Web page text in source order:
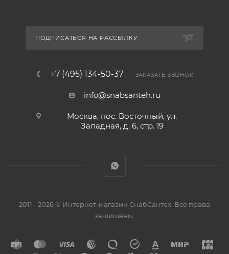
ПОДПИСАТЬСЯ НА РАССЫЛКУ
+7 (495) 134-50-37 ЗАКАЗАТЬ ЗВОНОК
info@snabsanteh.ru
Москва, пос. Восточный, ул.
Западная, д. 6, стр. 19
2011 - 2026 © Интернет-магазин СнабСантех. Все права
защищены.